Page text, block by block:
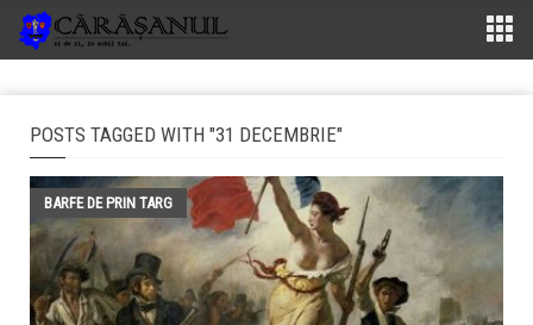
POSTS TAGGED WITH "31 DECEMBRIE"
BARFE DE PRIN TARG